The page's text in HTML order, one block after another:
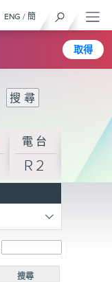
取得
ENG / 簡
電台
R2
搜尋